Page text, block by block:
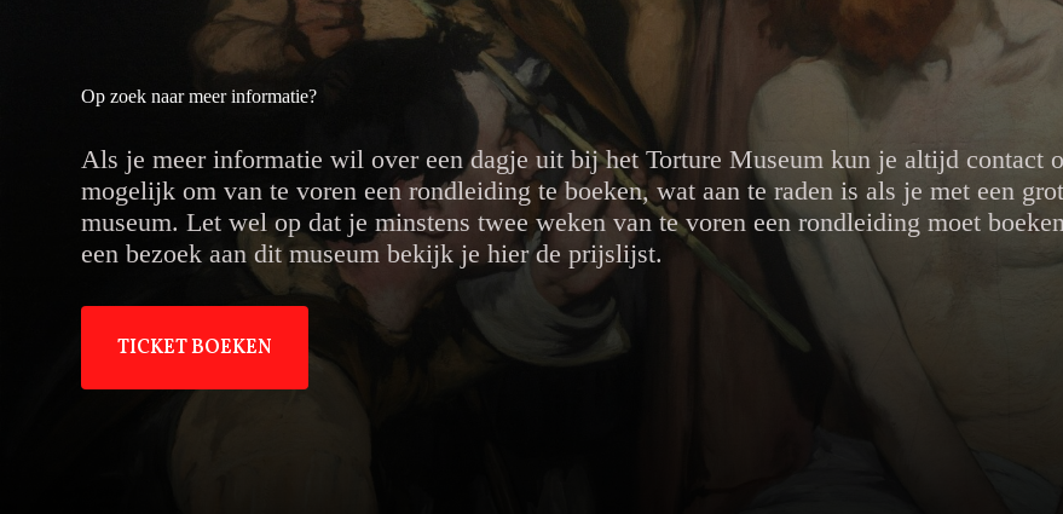
Op zoek naar meer informatie?
Als je meer informatie wil over een dagje uit bij het Torture Museum kun je altijd contact
mogelijk om van te voren een rondleiding te boeken, wat aan te raden is als je met een
museum. Let wel op dat je minstens twee weken van te voren een rondleiding moet
een bezoek aan dit museum bekijk je hier de prijslijst.
TICKET BOEKEN